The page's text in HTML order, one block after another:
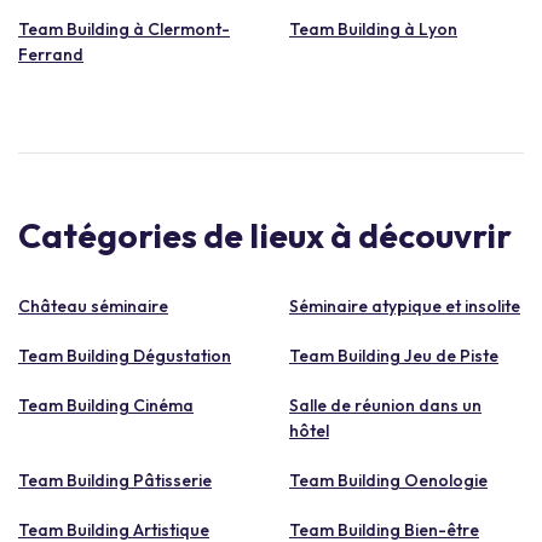
Team Building à Clermont-
Ferrand
Team Building à Lyon
Catégories de lieux à découvrir
Château séminaire Séminaire atypique et insolite
Team Building Dégustation Team Building Jeu de Piste
Team Building Cinéma
Salle de réunion dans un
hôtel
Team Building Pâtisserie Team Building Oenologie
Team Building Artistique Team Building Bien-être